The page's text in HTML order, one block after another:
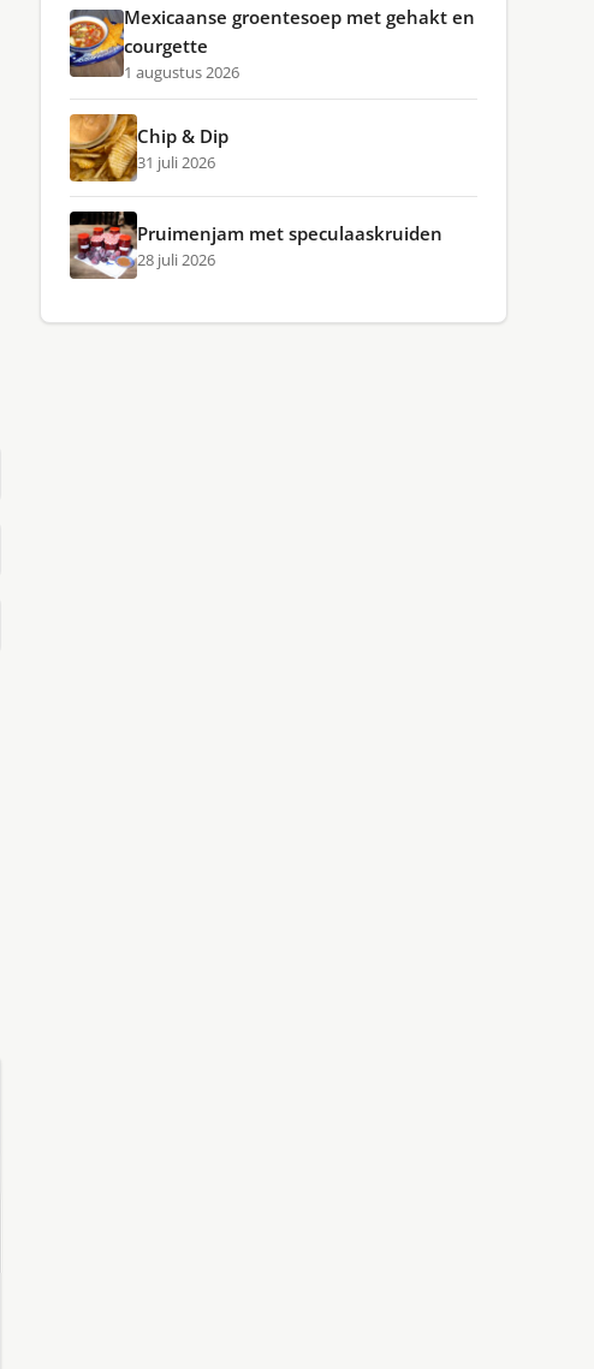
Mexicaanse groentesoep met gehakt en
courgette
1 augustus 2026
Chip & Dip
31 juli 2026
Pruimenjam met speculaaskruiden
28 juli 2026